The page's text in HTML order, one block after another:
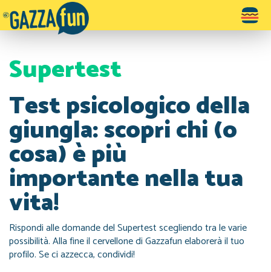
Toggle
Supertest
Test psicologico della
giungla: scopri chi (o
cosa) è più
importante nella tua
vita!
Rispondi alle domande del Supertest scegliendo tra le varie
possibilità. Alla fine il cervellone di Gazzafun elaborerà il tuo
profilo. Se ci azzecca, condividi!